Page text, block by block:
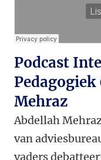
Podcast
Mehraz
Abdellah
van
vaders